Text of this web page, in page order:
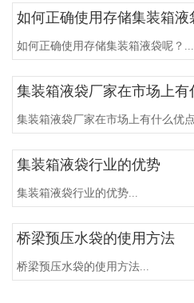
如何正确使用存储集装箱液
如何正确使用存储集装箱液袋呢？...
集装箱液袋厂家在市场上有
集装箱液袋厂家在市场上有什么优
集装箱液袋行业的优势
集装箱液袋行业的优势...
桥梁预压水袋的使用方法
桥梁预压水袋的使用方法...